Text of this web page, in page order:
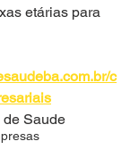
etárias para
c
Saude